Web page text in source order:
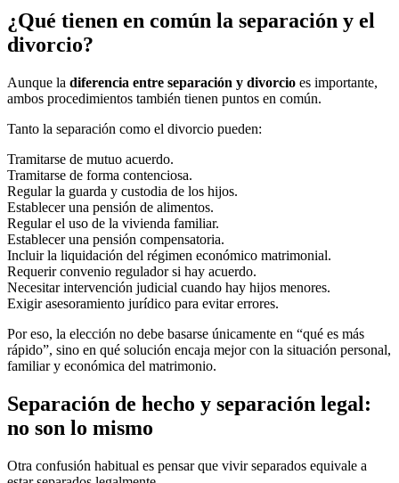
¿Qué tienen en común la separación y el
divorcio?
Aunque la diferencia entre separación y divorcio es importante,
ambos procedimientos también tienen puntos en común.
Tanto la separación como el divorcio pueden:
Tramitarse de mutuo acuerdo.
Tramitarse de forma contenciosa.
Regular la guarda y custodia de los hijos.
Establecer una pensión de alimentos.
Regular el uso de la vivienda familiar.
Establecer una pensión compensatoria.
Incluir la liquidación del régimen económico matrimonial.
Requerir convenio regulador si hay acuerdo.
Necesitar intervención judicial cuando hay hijos menores.
Exigir asesoramiento jurídico para evitar errores.
Por eso, la elección no debe basarse únicamente en “qué es más
rápido”, sino en qué solución encaja mejor con la situación personal,
familiar y económica del matrimonio.
Separación de hecho y separación legal:
no son lo mismo
Otra confusión habitual es pensar que vivir separados equivale a